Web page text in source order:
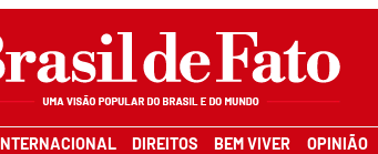
DIREITOS BEM VIVER OPINIÃO